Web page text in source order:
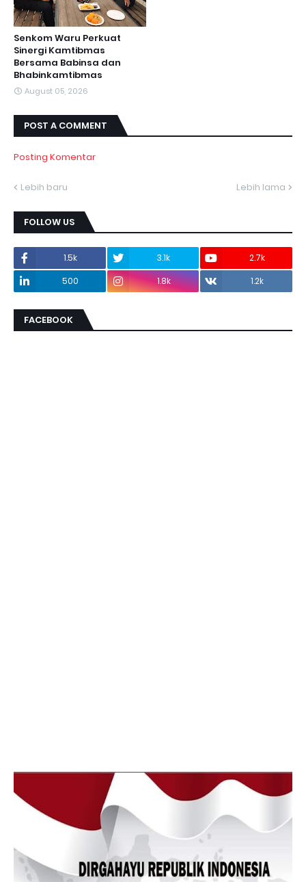
Senkom Waru Perkuat
Sinergi Kamtibmas
Bersama Babinsa dan
Bhabinkamtibmas
August 05, 2026
POST A COMMENT
Posting Komentar
Lebih baru Lebih lama
FOLLOW US
1.5k 3.1k
2.7k
500
1.8k 1.2k
FACEBOOK